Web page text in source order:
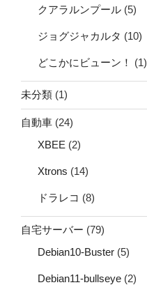
クアラルンプール (5)
ジョグジャカルタ (10)
どこかにビューン！ (1)
未分類 (1)
自動車 (24)
XBEE (2)
Xtrons (14)
ドラレコ (8)
自宅サーバー (79)
Debian10-Buster (5)
Debian11-bullseye (2)